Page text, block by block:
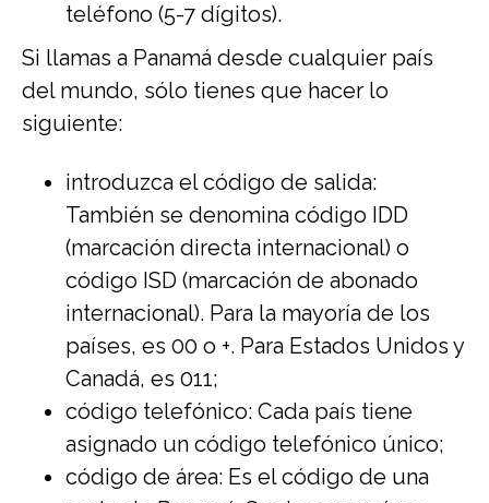
teléfono (5-7 dígitos).
Si llamas a Panamá desde cualquier país
del mundo, sólo tienes que hacer lo
siguiente:
introduzca el código de salida:
También se denomina código IDD
(marcación directa internacional) o
código ISD (marcación de abonado
internacional). Para la mayoría de los
países, es 00 o +. Para Estados Unidos y
Canadá, es 011;
código telefónico: Cada país tiene
asignado un código telefónico único;
código de área: Es el código de una